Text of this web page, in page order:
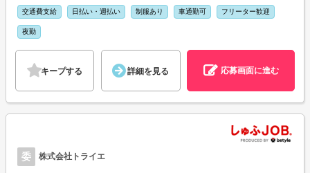
交通費支給 日払い・週払い 制服あり 車通勤可 フリーター歓迎
夜勤
キープする 詳細を見る 応募画面に進む
委 株式会社トライエ